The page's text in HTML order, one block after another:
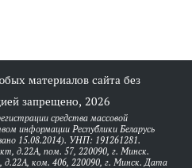
материалов сайта без
запрещено, 2026
средства массовой
информации Республики Беларусь
15.08.2014). УНП: 191261281.
д.22А, пом. 57, 220090, г. Минск.
ком. 406, 220090, г. Минск. Дата